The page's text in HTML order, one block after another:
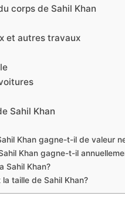
corps de Sahil Khan
et autres travaux
Sahil Khan
Khan gagne-t-il de valeur
Khan gagne-t-il
Sahil Khan?
la taille de Sahil Khan?